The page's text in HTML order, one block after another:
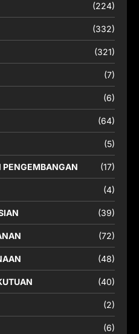
(224)
(332)
(321)
(7)
(6)
(64)
(5)
PENGEMBANGAN (17)
(4)
(39)
(72)
(48)
(40)
(2)
(6)